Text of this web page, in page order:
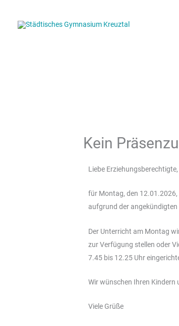
Kein
Liebe
für Montag, den
aufgrund der
Der Unterricht am Montag
zur Verfügung stellen oder
7.45 bis 12.25 Uhr
Wir wünschen Ihren Kindern
Viele Grüße